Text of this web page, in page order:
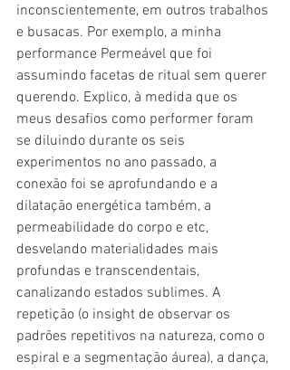
inconscientemente, em outros trabalhos
e busacas. Por exemplo, a minha
performance Permeável que foi
assumindo facetas de ritual sem querer
querendo. Explico, à medida que os
meus desafios como performer foram
se diluindo durante os seis
experimentos no ano passado, a
conexão foi se aprofundando e a
dilatação energética também, a
permeabilidade do corpo e etc,
desvelando materialidades mais
profundas e transcendentais,
canalizando estados sublimes. A
repetição (o insight de observar os
padrões repetitivos na natureza, como o
espiral e a segmentação áurea), a dança,